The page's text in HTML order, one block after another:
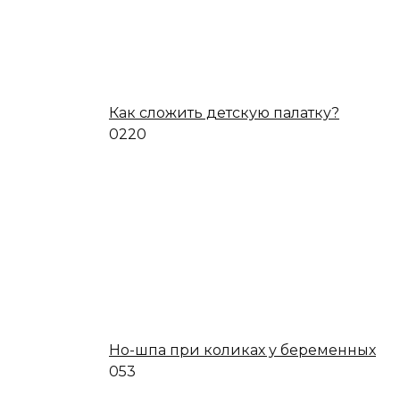
Как сложить детскую палатку?
0220
Но-шпа при коликах у беременных
053